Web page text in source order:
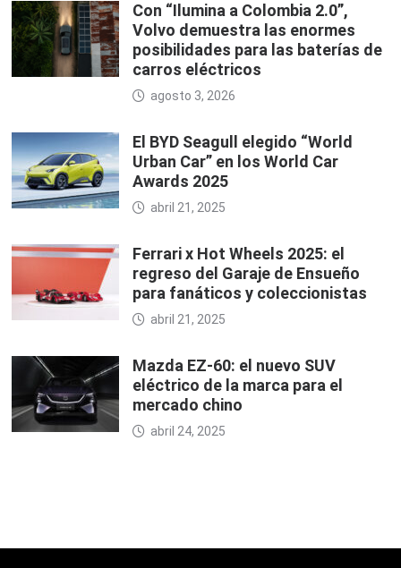
Con “Ilumina a Colombia 2.0”,
Volvo demuestra las enormes
posibilidades para las baterías de
carros eléctricos
agosto 3, 2026
El BYD Seagull elegido “World
Urban Car” en los World Car
Awards 2025
abril 21, 2025
Ferrari x Hot Wheels 2025: el
regreso del Garaje de Ensueño
para fanáticos y coleccionistas
abril 21, 2025
Mazda EZ-60: el nuevo SUV
eléctrico de la marca para el
mercado chino
abril 24, 2025